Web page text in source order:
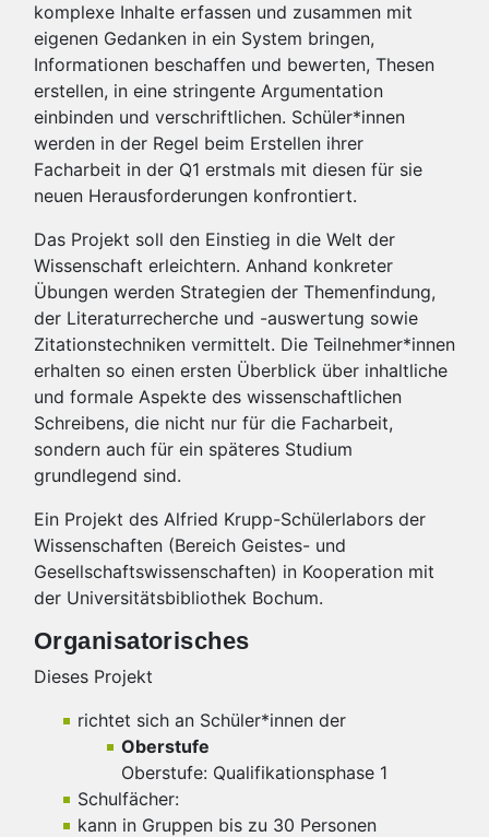
komplexe Inhalte erfassen und zusammen mit
eigenen Gedanken in ein System bringen,
Informationen beschaffen und bewerten, Thesen
erstellen, in eine stringente Argumentation
einbinden und verschriftlichen. Schüler*innen
werden in der Regel beim Erstellen ihrer
Facharbeit in der Q1 erstmals mit diesen für sie
neuen Herausforderungen konfrontiert.
Das Projekt soll den Einstieg in die Welt der
Wissenschaft erleichtern. Anhand konkreter
Übungen werden Strategien der Themenfindung,
der Literaturrecherche und -auswertung sowie
Zitationstechniken vermittelt. Die Teilnehmer*innen
erhalten so einen ersten Überblick über inhaltliche
und formale Aspekte des wissenschaftlichen
Schreibens, die nicht nur für die Facharbeit,
sondern auch für ein späteres Studium
grundlegend sind.
Ein Projekt des Alfried Krupp-Schülerlabors der
Wissenschaften (Bereich Geistes- und
Gesellschaftswissenschaften) in Kooperation mit
der Universitätsbibliothek Bochum.
Organisatorisches
Dieses Projekt
richtet sich an Schüler*innen der
Oberstufe
Oberstufe: Qualifikationsphase 1
Schulfächer:
kann in Gruppen bis zu 30 Personen